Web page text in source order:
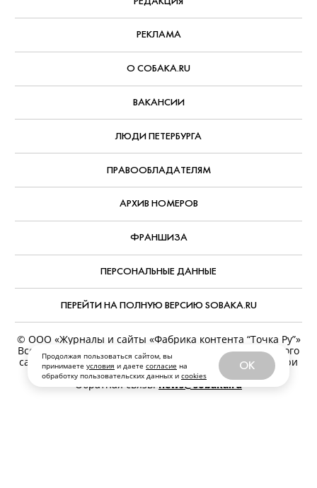
Продолжая пользоваться сайтом, вы
принимаете условия и даете согласие на
обработку пользовательских данных и cookies
OK
РЕКЛАМА
О СОБАКА.RU
ВАКАНСИИ
ЛЮДИ ПЕТЕРБУРГА
ПРАВООБЛАДАТЕЛЯМ
АРХИВ НОМЕРОВ
ФРАНШИЗА
ПЕРСОНАЛЬНЫЕ ДАННЫЕ
ПЕРЕЙТИ НА ПОЛНУЮ ВЕРСИЮ SOBAKA.RU
© ООО «Журналы и сайты «Фабрика контента “Точка Ру”»
Все права защищены. Перепечатка материалов данного
сайта возможна только с письменного разрешения. При
цитировании ссылка на www.sobaka.ru обязательна.
Обратная связь:news@sobaka.ru